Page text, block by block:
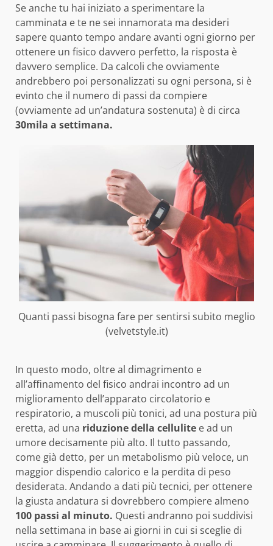
Se anche tu hai iniziato a sperimentare la
camminata e te ne sei innamorata ma desideri
sapere quanto tempo andare avanti ogni giorno per
ottenere un fisico davvero perfetto, la risposta è
davvero semplice. Da calcoli che ovviamente
andrebbero poi personalizzati su ogni persona, si è
evinto che il numero di passi da compiere
(ovviamente ad un’andatura sostenuta) è di circa
30mila a settimana.
Quanti passi bisogna fare per sentirsi subito meglio
(velvetstyle.it)
In questo modo, oltre al dimagrimento e
all’affinamento del fisico andrai incontro ad un
miglioramento dell’apparato circolatorio e
respiratorio, a muscoli più tonici, ad una postura più
eretta, ad una riduzione della cellulite e ad un
umore decisamente più alto. Il tutto passando,
come già detto, per un metabolismo più veloce, un
maggior dispendio calorico e la perdita di peso
desiderata. Andando a dati più tecnici, per ottenere
la giusta andatura si dovrebbero compiere almeno
100 passi al minuto. Questi andranno poi suddivisi
nella settimana in base ai giorni in cui si sceglie di